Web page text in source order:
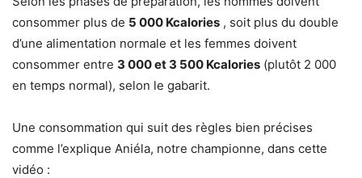
consommer plus de 5 000 Kcalories , soit plus du double
d’une alimentation normale et les femmes doivent
consommer entre 3 000 et 3 500 Kcalories (plutôt 2 000
en temps normal), selon le gabarit.
Une consommation qui suit des règles bien précises
comme l’explique Aniéla, notre championne, dans cette
vidéo :